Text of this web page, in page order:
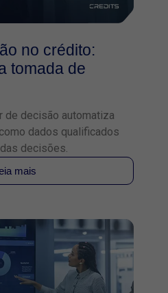
no crédito:
tomada de
de decisão automatiza
dados qualificados
decisões.
mais